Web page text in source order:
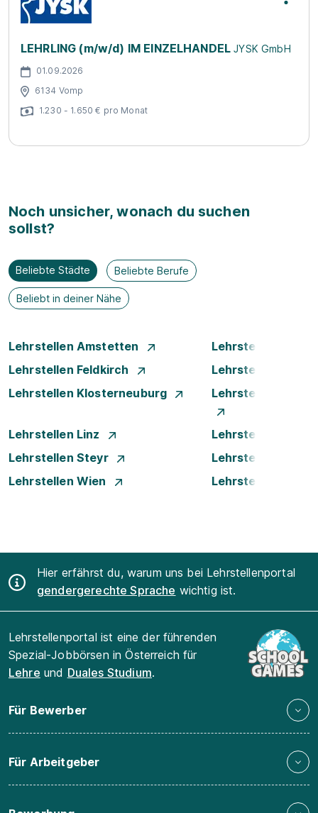
LEHRLING (m/w/d) IM EINZELHANDELJYSK GmbH
01.09.2026
6134 Vomp
1.230 - 1.650 € pro Monat
Noch unsicher, wonach du suchen
sollst?
Beliebte Städte Beliebte Berufe
Beliebt in deiner Nähe
Lehrstellen Amstetten
Lehrstellen
Lehrstellen Feldkirch
Lehrstellen Graz
Lehrstellen Klosterneuburg
Lehrstellen
Lehrstellen Linz
Lehrstellen
Lehrstellen Steyr
Lehrstellen Traun
Lehrstellen Wien
Lehrstellen
Hier erfährst du, warum uns bei Lehrstellenportal
gendergerechte Sprache wichtig ist.
Lehrstellenportal ist eine der führenden
Spezial-Jobbörsen in Österreich für
Lehre und Duales Studium.
Für Bewerber
Für Arbeitgeber